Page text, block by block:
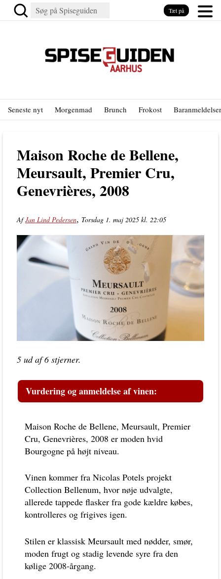
Seneste nyt Morgenmad Brunch Frokost Baranmeldelser
Maison Roche de Bellene,
Meursault, Premier Cru,
Genevrières, 2008
AfJan Lind Pedersen, Torsdag 1. maj 2025 kl. 22:05
5 ud af 6 stjerner.
Vurdering og anmeldelse af vinen:
Maison Roche de Bellene, Meursault, Premier
Cru, Genevrières, 2008 er moden hvid
Bourgogne på højt niveau.
Vinen kommer fra Nicolas Potels projekt
Collection Bellenum, hvor nøje udvalgte,
allerede tappede flasker fra gode kældre købes,
kontrolleres og frigives igen.
Stilen er klassisk Meursault med nødder, smør,
moden frugt og stadig levende syre fra den
kølige 2008-årgang.
Tæt på